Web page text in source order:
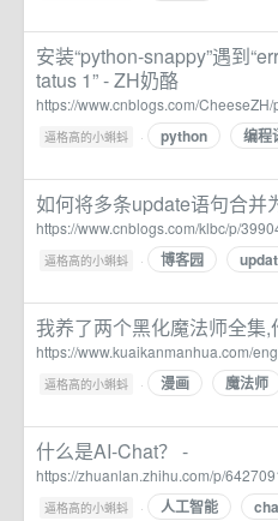
安装“python-snappy”遇到
tatus 1” - ZH奶酪
https://www.cnblogs.com/
逼格高的小蝌蚪 · python 编程
如何将多条update语句合并
https://www.cnblogs.com/klbc/p/
逼格高的小蝌蚪 · 博客园
我养了两个黑化魔法师全集
https://www.kuaikanmanhua.com/
逼格高的小蝌蚪 · 漫画 魔法师
什么是AI-Chat？ -
https://zhuanlan.zhihu.com/p/
逼格高的小蝌蚪 · 人工智能